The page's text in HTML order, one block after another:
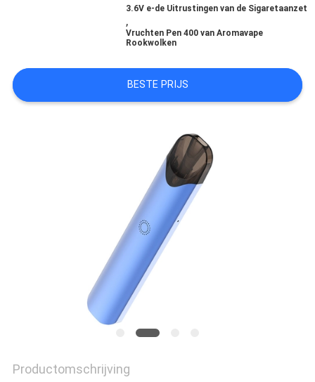
PRIVACY
POLICY
3.6V e-de Uitrustingen van de Sigaretaanzet
,
Vruchten Pen 400 van Aromavape
Rookwolken
BESTE PRIJS
Productomschrijving